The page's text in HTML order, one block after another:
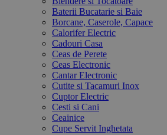
Baterii Bucatarie si Baie
Borcane, Caserole, Capace
Calorifer Electric
Cadouri Casa
Ceas de Perete
Ceas Electronic
Cantar Electronic
Cutite si Tacamuri Inox
Cuptor Electric
Cesti si Cani
Ceainice
Cupe Servit Inghetata